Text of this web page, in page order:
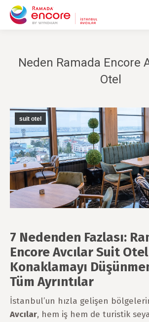
Neden Ramada Encore
Otel
suit otel
7 Nedenden Fazlası:
Encore Avcılar Suit
Konaklamayı
Tüm Ayrıntılar
İstanbul’un hızla gelişen
Avcılar, hem iş hem de turistik